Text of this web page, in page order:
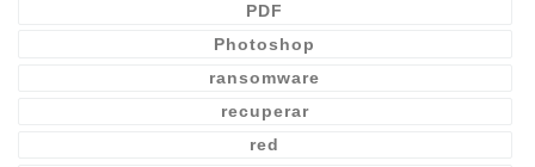
PDF
Photoshop
ransomware
recuperar
red